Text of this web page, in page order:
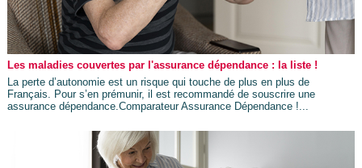
Les maladies couvertes par l'assurance dépendance : la liste !
La perte d’autonomie est un risque qui touche de plus en plus de
Français. Pour s’en prémunir, il est recommandé de souscrire une
assurance dépendance.Comparateur Assurance Dépendance !...